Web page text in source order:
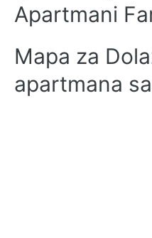
Apartmani
Mapa za
apartmana